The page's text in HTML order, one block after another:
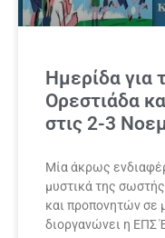
Ημερίδα για
Ορεστιάδα
στις 2-3
Μία άκρως
μυστικά της
και προπονητών σε
διοργανώνει η ΕΠΣ